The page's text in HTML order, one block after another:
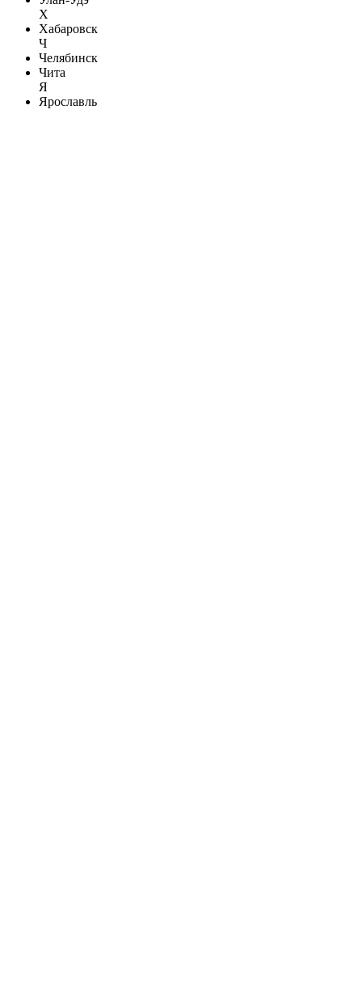
Х
Хабаровск
Ч
Челябинск
Чита
Я
Ярославль